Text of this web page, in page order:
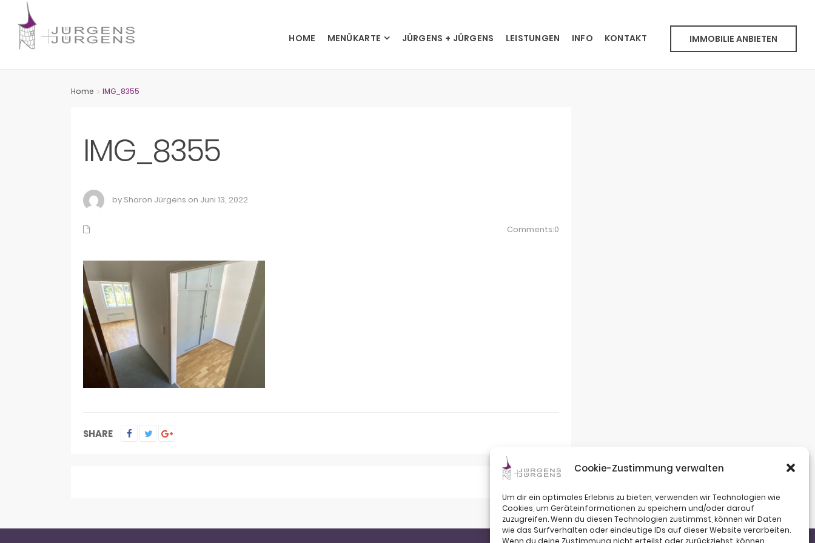
Cookie-Zustimmung verwalten
Um dir ein optimales Erlebnis zu bieten, verwenden wir Technologien wie
Cookies, um Geräteinformationen zu speichern und/oder darauf
zuzugreifen. Wenn du diesen Technologien zustimmst, können wir Daten
wie das Surfverhalten oder eindeutige IDs auf dieser Website verarbeiten.
Wenn du deine Zustimmung nicht erteilst oder zurückziehst, können
IMMOBILIE ANBIETEN
HOME MENÜKARTE JÜRGENS + JÜRGENS LEISTUNGEN INFO KONTAKT
Home IMG_8355
IMG_8355
by Sharon Jürgens on Juni 13, 2022
Comments:0
SHARE